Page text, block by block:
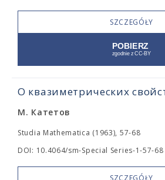
SZCZEGÓŁY
О квазиметрических
М. Катетов
Studia Mathematica (1963), 57-68
DOI: 10.4064/sm-Special Series-1-57-68
SZCZEGÓŁY